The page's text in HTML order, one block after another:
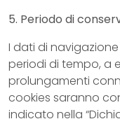
5. Periodo di
I dati di
periodi di tempo, a
prolungamenti
cookies saranno
indicato nella